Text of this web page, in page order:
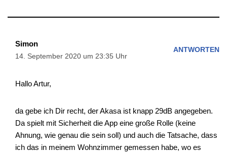
Simon
14. September 2020 um 23:35 Uhr
ANTWORTEN
Hallo Artur,
da gebe ich Dir recht, der Akasa ist knapp 29dB angegeben.
Da spielt mit Sicherheit die App eine große Rolle (keine
Ahnung, wie genau die sein soll) und auch die Tatsache, dass
ich das in meinem Wohnzimmer gemessen habe, wo es